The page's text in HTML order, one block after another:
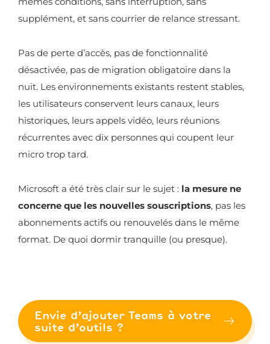
supplément, et sans courrier de relance stressant.
Pas de perte d’accès, pas de fonctionnalité
désactivée, pas de migration obligatoire dans la
nuit. Les environnements existants restent stables,
les utilisateurs conservent leurs canaux, leurs
historiques, leurs appels vidéo, leurs réunions
récurrentes avec dix personnes qui coupent leur
micro trop tard.
Microsoft a été très clair sur le sujet : la mesure ne
concerne que les nouvelles souscriptions, pas les
abonnements actifs ou renouvelés dans le même
format. De quoi dormir tranquille (ou presque).
Envie d’ajouter Teams à votre
suite d’outils ?